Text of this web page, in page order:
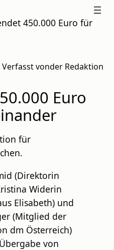
450.000 Euro für
Verfasst vonder Redaktion
Euro
für
(Direktorin
Widerin
Elisabeth) und
(Mitglied der
dm Österreich)
von